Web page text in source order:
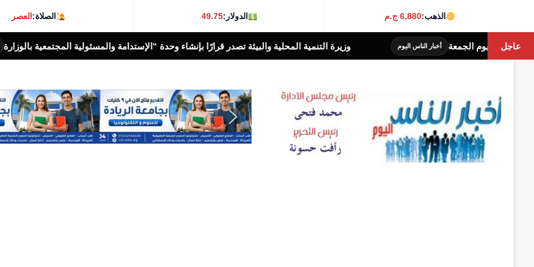
الذهب:6,880 ج.م الدولار:49.75 الصلاة:العصر
عاجلاليوم وزيرة التنمية المحلية والبيئة تصدر قرارًا بإنشاء وحدة “الإستدامة والمسئولية المجتمعية بالوزارة أخبار الناس اليوم وزارة العمل